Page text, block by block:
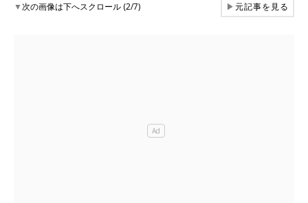
▼次の画像は下へスクロール (2/7) ▶元記事を見る